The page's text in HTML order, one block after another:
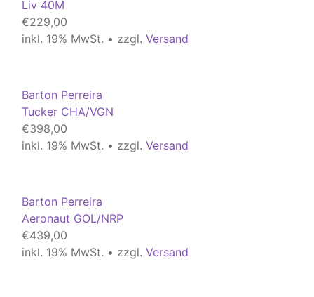
Liv 40M
€229,00
inkl. 19% MwSt. • zzgl. Versand
Barton Perreira
Tucker CHA/VGN
€398,00
inkl. 19% MwSt. • zzgl. Versand
Barton Perreira
Aeronaut GOL/NRP
€439,00
inkl. 19% MwSt. • zzgl. Versand